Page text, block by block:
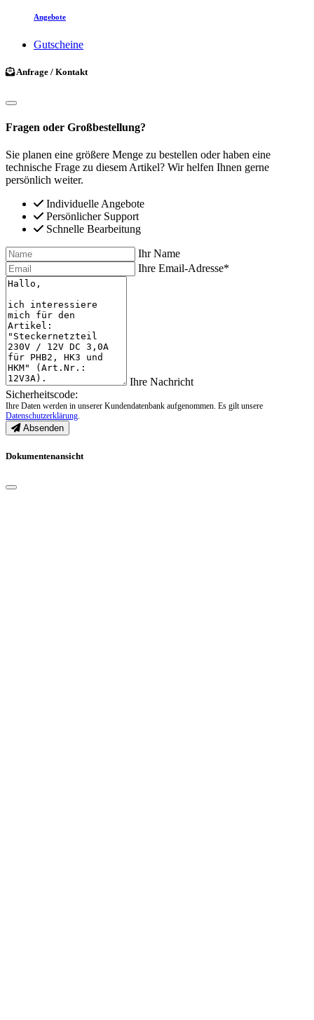
Angebote
Gutscheine
Anfrage / Kontakt
Fragen oder Großbestellung?
Sie planen eine größere Menge zu bestellen oder haben eine
technische Frage zu diesem Artikel? Wir helfen Ihnen gerne
persönlich weiter.
Individuelle Angebote
Persönlicher Support
Schnelle Bearbeitung
Ihr Name
Ihre Email-Adresse*
Ihre Nachricht
Sicherheitscode:
Ihre Daten werden in unserer Kundendatenbank aufgenommen. Es gilt unsere
Datenschutzerklärung.
Absenden
Dokumentenansicht